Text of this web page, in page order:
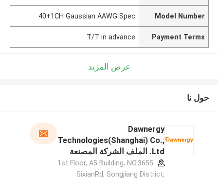
Model Number
40+1CH Gaussian AAWG Spec
Payment Terms
T/T in advance
عرض المزيد
حول نا
Dawnergy
Technologies(Shanghai) Co.,
Ltd. الملف الشركة المصنعة
1st Floor, A5 Building, NO.3655
SixianRd, Songjiang District,